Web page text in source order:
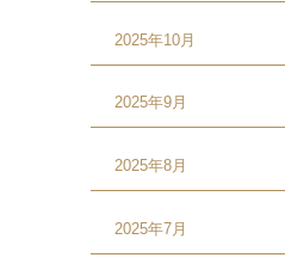
2025年10月
2025年9月
2025年8月
2025年7月